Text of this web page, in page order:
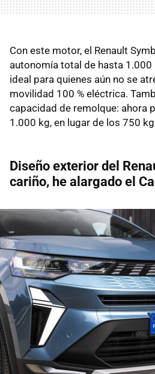
Con este motor, el Renault
autonomía total de hasta 1.000
ideal para quienes aún no se
movilidad 100 % eléctrica.
capacidad de remolque: ahora
1.000 kg, en lugar de los 750
Diseño exterior del
cariño, he alargado el